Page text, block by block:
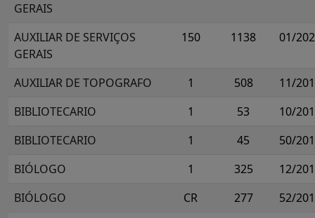
GERAIS
AUXILIAR DE SERVIÇOS
GERAIS
150 1138 01/
AUXILIAR DE TOPOGRAFO 1 508
11/
BIBLIOTECARIO
1 53
10/
BIBLIOTECARIO
1 45
50/
BIÓLOGO
1 325
12/
BIÓLOGO
CR 277
52/